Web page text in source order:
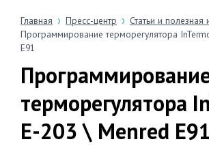
Главная Пресс-центр
Статьи и
Программирование терморегулятора
E91
терморегулятора
E-203 \ Menred E91